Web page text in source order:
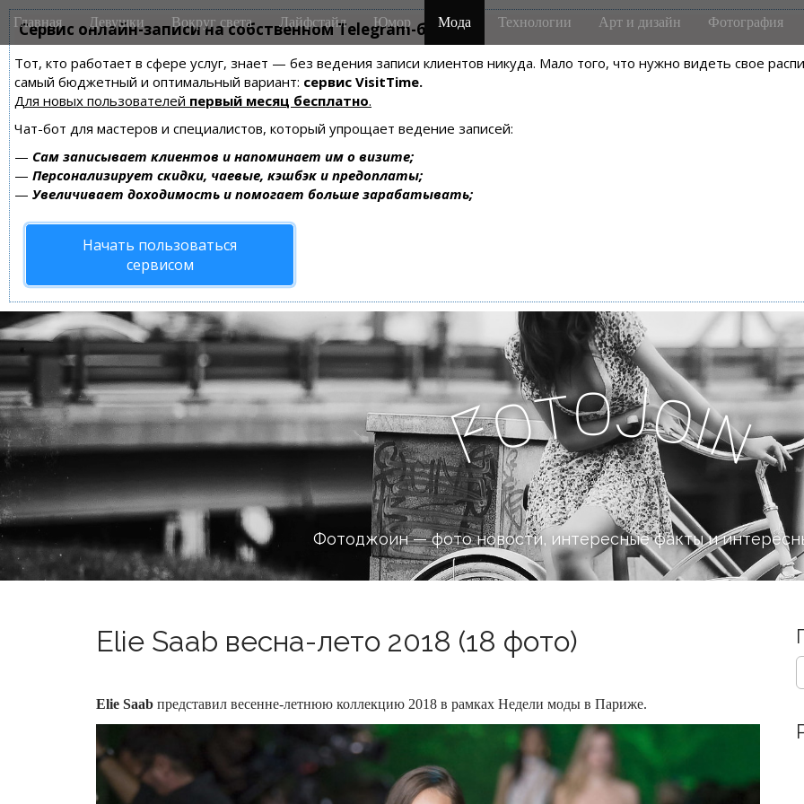
Сервис онлайн-записи на собственном Telegram-боте
Тот, кто работает в сфере услуг, знает — без ведения записи клиентов никуда. Мало того, что нужно видеть свое
самый бюджетный и оптимальный вариант: сервис VisitTime.
Для новых пользователей первый месяц бесплатно.
Чат-бот для мастеров и специалистов, который упрощает ведение записей:
— Сам записывает клиентов и напоминает им о визите;
— Персонализирует скидки, чаевые, кэшбэк и предоплаты;
— Увеличивает доходимость и помогает больше зарабатывать;
Начать пользоваться
сервисом
M
a
n
m
e
n
u
i
Главная Девушки Вокруг света Лайфстайл Юмор Мода Технологии Арт и дизайн Фотография
FotoJoi
n
Фотоджоин — фото новости, интересные факты и
Elie Saab весна-лето 2018 (18 фото)
Elie Saab представил весенне-летнюю коллекцию 2018 в рамках Недели моды в Париже.
S
e
c